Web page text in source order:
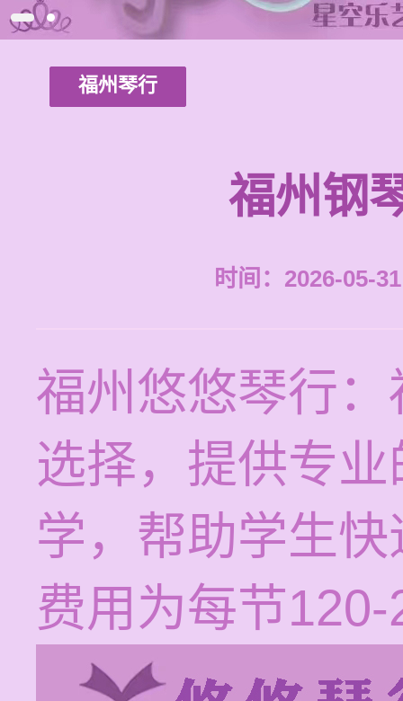
福州琴行
福州钢
时间：2026-05-
福州悠悠琴行
选择，提供专
学，帮助学生
费用为每节